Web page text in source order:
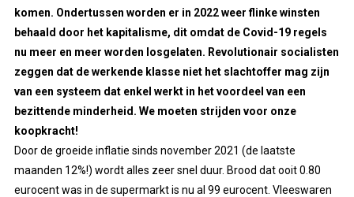
komen. Ondertussen worden er in 2022 weer flinke winsten
behaald door het kapitalisme, dit omdat de Covid-19 regels
nu meer en meer worden losgelaten. Revolutionair socialisten
zeggen dat de werkende klasse niet het slachtoffer mag zijn
van een systeem dat enkel werkt in het voordeel van een
bezittende minderheid. We moeten strijden voor onze
koopkracht!
Door de groeide inflatie sinds november 2021 (de laatste
maanden 12%!) wordt alles zeer snel duur. Brood dat ooit 0.80
eurocent was in de supermarkt is nu al 99 eurocent. Vleeswaren